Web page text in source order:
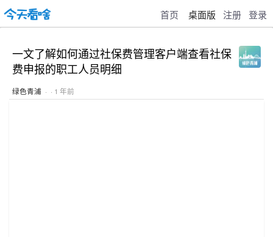
首页 桌面版 注册 登录
一文了解如何通过社保费管理客户端查看社保
费申报的职工人员明细
绿色青浦 · · 1 年前